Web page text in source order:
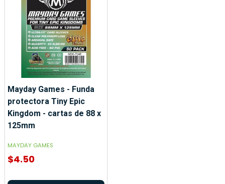
Mayday Games - Funda
protectora Tiny Epic
Kingdom - cartas de 88 x
125mm
MAYDAY GAMES
$4.50